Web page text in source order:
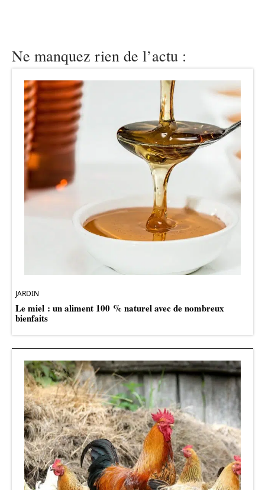
Ne manquez rien de l’actu :
JARDIN
Le miel : un aliment 100 % naturel avec de nombreux
bienfaits